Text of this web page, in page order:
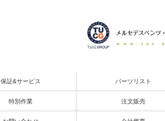
保証&サービス パーツリスト
特別作業 注文販売